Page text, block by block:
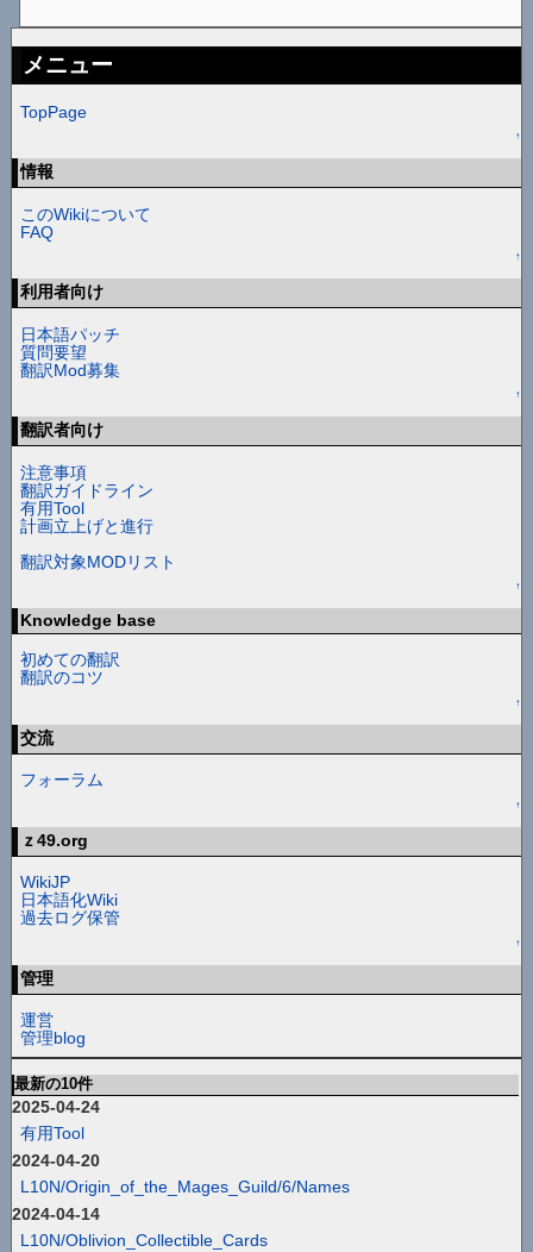
メニュー
TopPage
↑
情報
このWikiについて
FAQ
↑
利用者向け
日本語パッチ
質問要望
翻訳Mod募集
↑
翻訳者向け
注意事項
翻訳ガイドライン
有用Tool
計画立上げと進行
翻訳対象MODリスト
↑
Knowledge base
初めての翻訳
翻訳のコツ
↑
交流
フォーラム
↑
ｚ49.org
WikiJP
日本語化Wiki
過去ログ保管
↑
管理
運営
管理blog
最新の10件
2025-04-24
有用Tool
2024-04-20
L10N/Origin_of_the_Mages_Guild/6/Names
2024-04-14
L10N/Oblivion_Collectible_Cards